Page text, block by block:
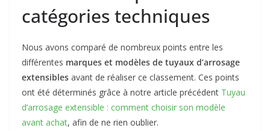
catégories techniques
Nous avons comparé de nombreux points entre les
différentes marques et modèles de tuyaux d’arrosage
extensibles avant de réaliser ce classement. Ces points
ont été déterminés grâce à notre article précédent Tuyau
d’arrosage extensible : comment choisir son modèle
avant achat, afin de ne rien oublier.